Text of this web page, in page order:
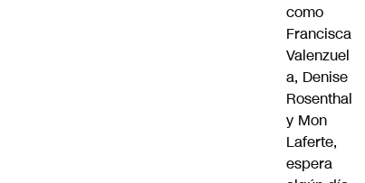
como
Francisca
Valenzuel
a, Denise
Rosenthal
y Mon
Laferte,
espera